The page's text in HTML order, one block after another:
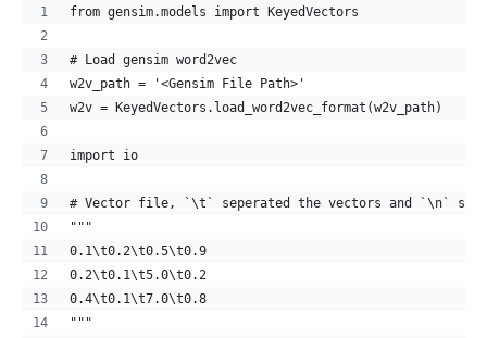
from gensim.models import KeyedVectors
# Load gensim word2vec
w2v_path = '<Gensim File Path>'
w2v = KeyedVectors.load_word2vec_format(w2v_path)
import io
# Vector file, `\t` seperated the vectors and `\n`
"""
0.1\t0.2\t0.5\t0.9
0.2\t0.1\t5.0\t0.2
0.4\t0.1\t7.0\t0.8
"""